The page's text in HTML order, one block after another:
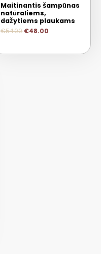
Maitinantis šampūnas
natūraliems,
dažytiems plaukams
€54.00 €48.00